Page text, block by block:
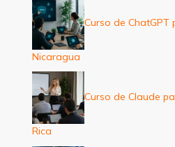
Curso de ChatGPT
Nicaragua
Curso de Claude
Rica